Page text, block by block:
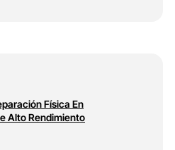
Física En
Alto Rendimiento